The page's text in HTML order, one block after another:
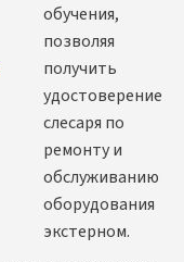
обучения,
позволяя
получить
удостоверение
слесаря по
ремонту и
обслуживанию
оборудования
экстерном.